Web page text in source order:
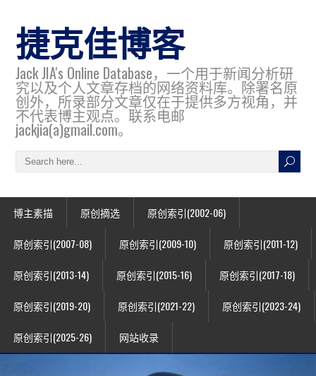
捷克佳博客
Jack JIA's Online Database，一个用于新闻分析研
究以及个人文章存档的网络资料库。除署名原
创外，所录部分文章仅在于提供多方视角，并
不代表博主观点。联系电邮
jackjia(a)gmail.com。
博主素描 原创摘选 原创索引(2002-06)
原创索引(2007-08) 原创索引(2009-10) 原创索引(2011-12)
原创索引(2013-14) 原创索引(2015-16) 原创索引(2017-18)
原创索引(2019-20) 原创索引(2021-22) 原创索引(2023-24)
原创索引(2025-26) 网站收录